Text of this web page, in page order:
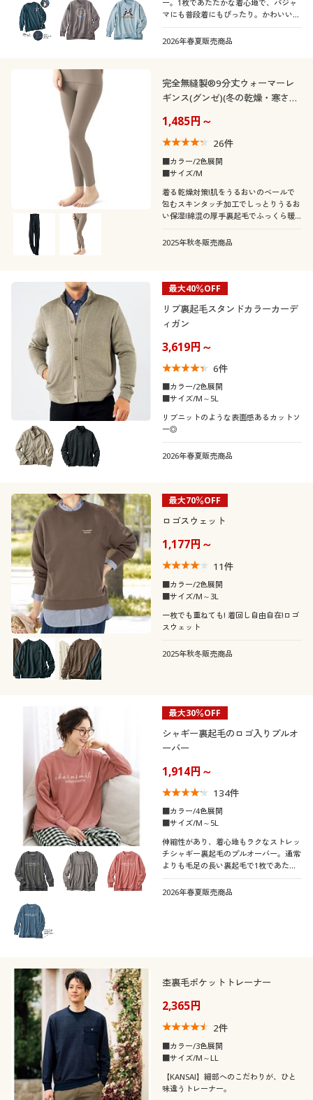
ー。1枚であたたかな着心地で、パジャ
マにも普段着にもぴったり。かわいいプ
リント柄でときめきを♪ふっくらさん対
応サイズplump(プランプ)もあります。
2026年春夏販売商品
完全無縫製®9分丈ウォーマーレ
ギンス(グンゼ)(冬の乾燥・寒さ対
1,485円～
26件
■カラー/2色展開
■サイズ/M
着る乾燥対策!肌をうるおいのベールで
包むスキンタッチ加工でしっとりうるお
い保湿!綿混の厚手裏起毛でふっくら暖
軽減&切りっぱなしでアウターにひびき
2025年秋冬販売商品
最大40％OFF
リブ裏起毛スタンドカラーカーデ
ィガン
3,619円～
6件
■カラー/2色展開
■サイズ/M～5L
リブニットのような表面感あるカットソ
ー◎
2026年春夏販売商品
最大70％OFF
ロゴスウェット
1,177円～
11件
■カラー/2色展開
■サイズ/M～3L
一枚でも重ねても! 着回し自由自在!ロゴ
スウェット
2025年秋冬販売商品
最大30％OFF
シャギー裏起毛のロゴ入りプルオ
ーバー
1,914円～
134件
■カラー/4色展開
■サイズ/M～5L
伸縮性があり、着心地もラクなストレッ
チシャギー裏起毛のプルオーバー。通常
よりも毛足の長い裏起毛で1枚であたた
かく、もっちりとした肌触り。パジャマ
にも普段着にもぴったり♪ふっくらさん
2026年春夏販売商品
杢裏毛ポケットトレーナー
2,365円
2件
■カラー/3色展開
■サイズ/M～LL
【KANSAI】細部へのこだわりが、ひと
味違うトレーナー。